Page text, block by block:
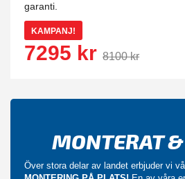
garanti.
KAMPANJ!
7295 kr 8100 kr
MONTERAT
Över stora delar av landet erbjuder vi